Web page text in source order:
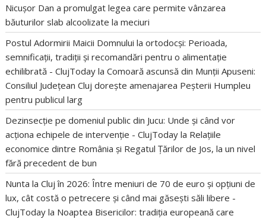
Nicușor Dan a promulgat legea care permite vânzarea
băuturilor slab alcoolizate la meciuri
Postul Adormirii Maicii Domnului la ortodocși: Perioada,
semnificații, tradiții și recomandări pentru o alimentație
echilibrată - ClujToday laComoară ascunsă din Munții Apuseni:
Consiliul Județean Cluj dorește amenajarea Peșterii Humpleu
pentru publicul larg
Dezinsecție pe domeniul public din Jucu: Unde și când vor
acționa echipele de intervenție - ClujToday la Relațiile
economice dintre România și Regatul Țărilor de Jos, la un nivel
fără precedent de bun
Nunta la Cluj în 2026: Între meniuri de 70 de euro și opțiuni de
lux, cât costă o petrecere și când mai găsești săli libere -
ClujToday la Noaptea Bisericilor: tradiția europeană care